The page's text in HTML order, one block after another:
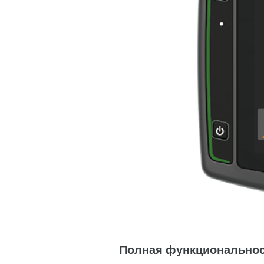
Полная